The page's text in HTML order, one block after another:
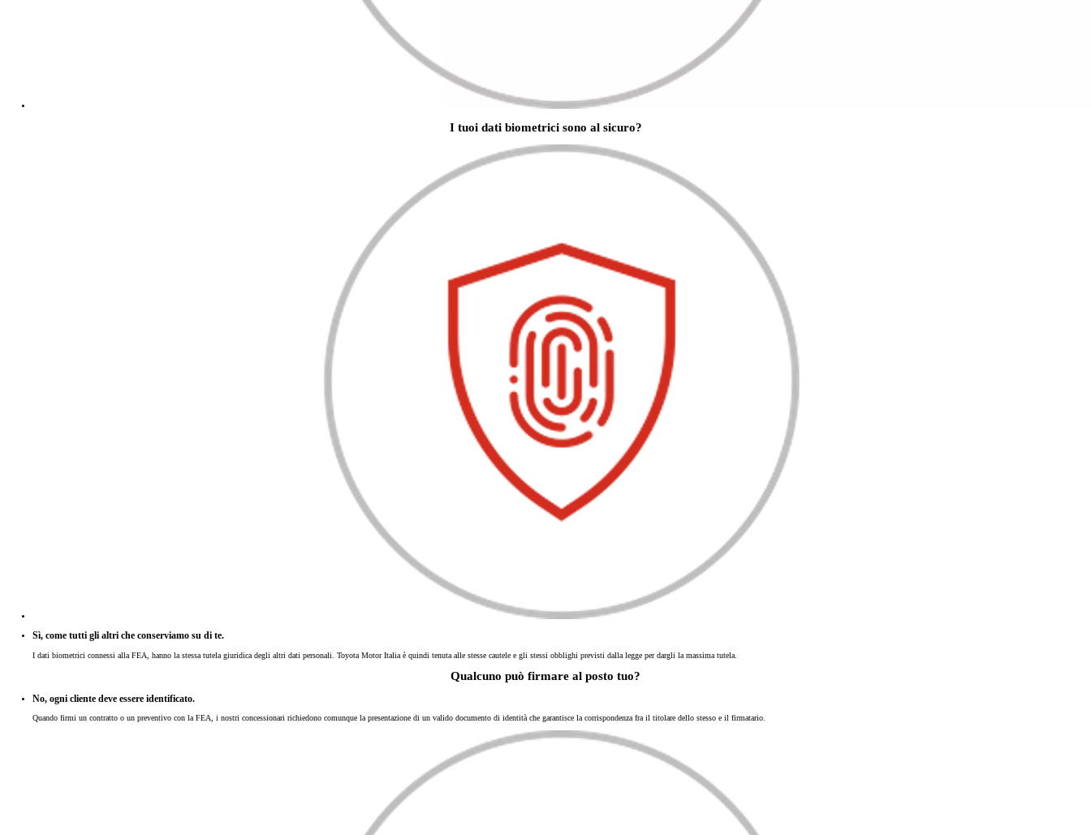
Prezzi promozionali validi fino al 31/07/2026 validi in caso di permuta o rottamazione di un autoveicolo posseduto da almeno 5 mesi, presso i concessionari che aderiscono all'iniziativa. Per maggiori dettagli sulle offerte in corso
I tuoi dati biometrici sono al sicuro?
Sì, come tutti gli altri che conserviamo su di te.
I dati biometrici connessi alla FEA, hanno la stessa tutela giuridica degli altri dati personali. Toyota Motor Italia è quindi tenuta alle stesse cautele e gli stessi obblighi previsti dalla legge per dargli la massima tutela.
Qualcuno può firmare al posto tuo?
No, ogni cliente deve essere identificato.
Quando firmi un contratto o un preventivo con la FEA, i nostri concessionari richiedono comunque la presentazione di un valido documento di identità che garantisce la corrispondenza fra il titolare dello stesso e il firmatario.